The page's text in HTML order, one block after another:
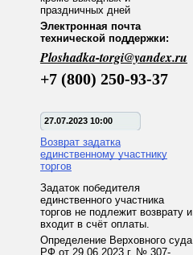
праздничных дней
Электронная почта
технической поддержки:
Ploshadka-torgi@yandex.ru
+7 (800) 250-93-37
27.07.2023 10:00
Возврат задатка
единственному участнику
торгов
Задаток победителя
единственного участника
торгов не подлежит возврату и
входит в счёт оплаты.
Определение Верховного суда
РФ от 29.06.2023 г. № 307-